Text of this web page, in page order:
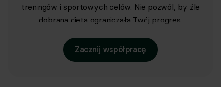
treningów i sportowych celów. Nie pozwól, by źle
dobrana dieta ograniczała Twój progres.
Zacznij współpracę